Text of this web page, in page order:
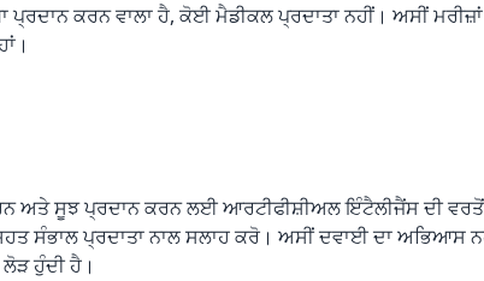
ਕਰਨ ਵਾਲਾ ਹੈ, ਕੋਈ ਮੈਡੀਕਲ ਪ੍ਰਦਾਤਾ ਨਹੀਂ। ਅਸੀਂ
ਅਤੇ ਸੂਝ ਪ੍ਰਦਾਨ ਕਰਨ ਲਈ ਆਰਟੀਫੀਸ਼ੀਅਲ ਇੰਟੈਲੀਜੈਂਸ ਦੀ
ਸੰਭਾਲ ਪ੍ਰਦਾਤਾ ਨਾਲ ਸਲਾਹ ਕਰੋ। ਅਸੀਂ ਦਵਾਈ ਦਾ
ਹੁੰਦੀ ਹੈ।